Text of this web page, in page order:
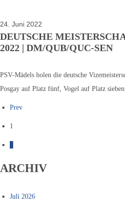
24. Juni 2022
DEUTSCHE
2022 | DM/QUB/QUC-SEN
PSV-Mädels holen die deutsche
Posgay auf Platz fünf, Vogel auf Platz
Prev
1
2
ARCHIV
Juli 2026